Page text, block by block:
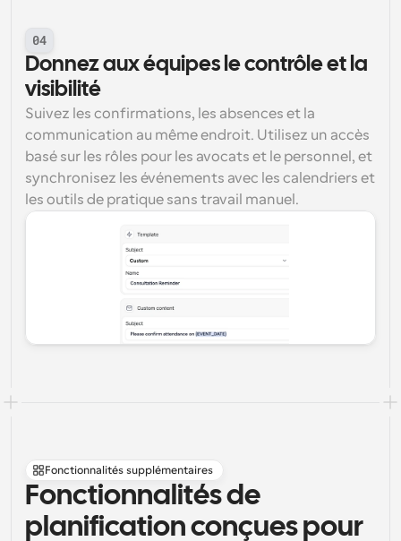
04
Donnez aux équipes le contrôle et la
visibilité
Suivez les confirmations, les absences et la
communication au même endroit. Utilisez un accès
basé sur les rôles pour les avocats et le personnel, et
synchronisez les événements avec les calendriers et
les outils de pratique sans travail manuel.
Fonctionnalités supplémentaires
Fonctionnalités de
planification conçues pour